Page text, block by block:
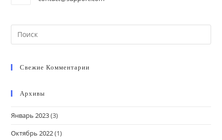
Свежие Комментарии
Архивы
Январь 2023(3)
Октябрь 2022(1)